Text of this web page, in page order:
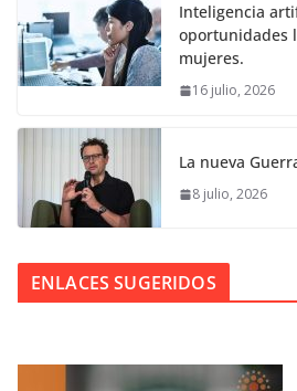
Inteligencia
oportunidades
mujeres.
16 julio, 2026
La nueva
8 julio, 2026
ENLACES SUGERIDOS